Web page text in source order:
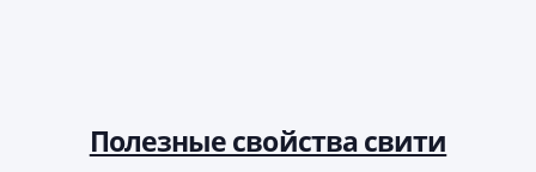
Полезные свойства свити